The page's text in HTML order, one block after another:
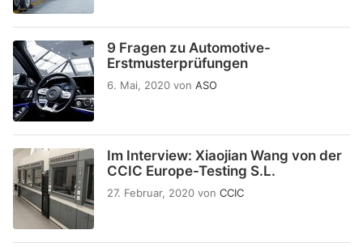
9 Fragen zu Automotive-
Erstmusterprüfungen
6. Mai, 2020 von ASO
Im Interview: Xiaojian Wang von der
CCIC Europe-Testing S.L.
27. Februar, 2020 von CCIC